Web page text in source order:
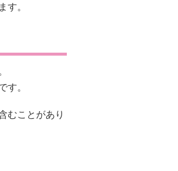
す。
す。
むことがあり